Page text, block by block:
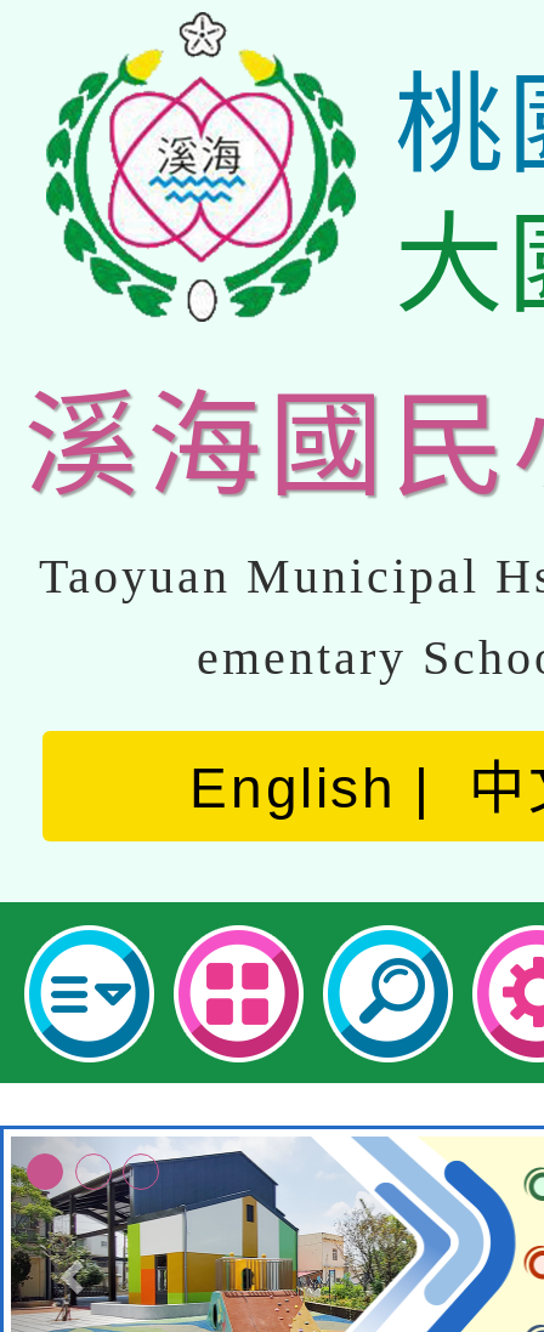
桃
大
溪海國民
Taoyuan Municipal
ementary
English 中